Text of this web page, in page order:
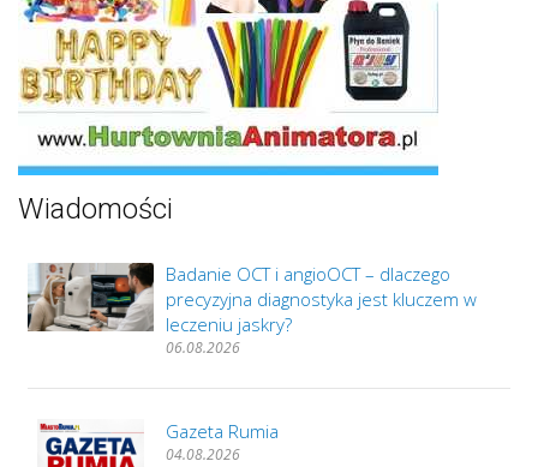
Wiadomości
Badanie OCT i angioOCT – dlaczego
precyzyjna diagnostyka jest kluczem w
leczeniu jaskry?
06.08.2026
Gazeta Rumia
04.08.2026